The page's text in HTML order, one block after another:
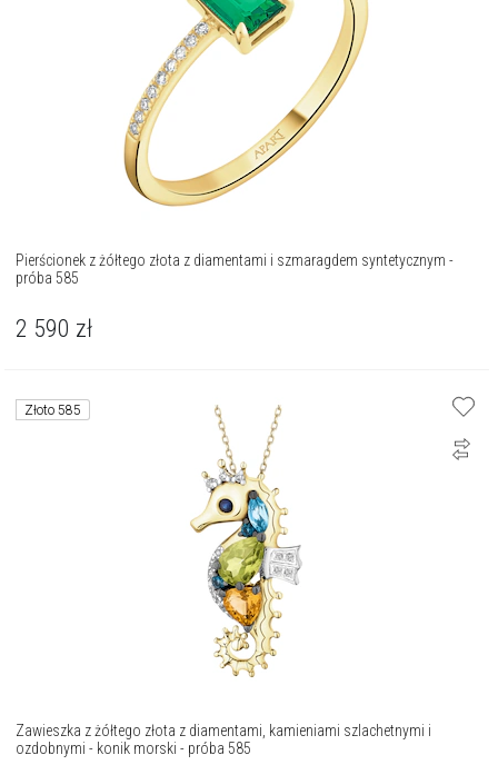
Pierścionek z żółtego złota z diamentami i szmaragdem syntetycznym -
próba 585
2 590 zł
Złoto 585
Zawieszka z żółtego złota z diamentami, kamieniami szlachetnymi i
ozdobnymi - konik morski - próba 585